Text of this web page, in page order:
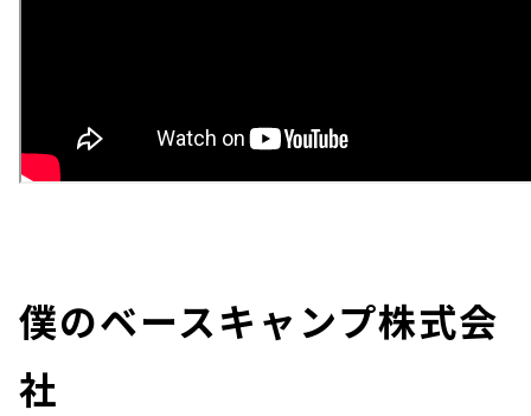
僕のベースキャンプ株式会
社